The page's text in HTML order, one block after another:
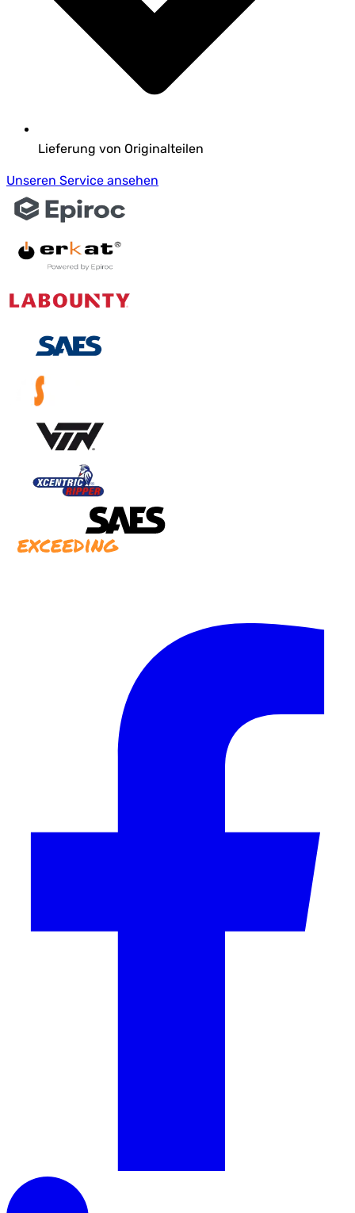
Lieferung von Originalteilen
Unseren Service ansehen